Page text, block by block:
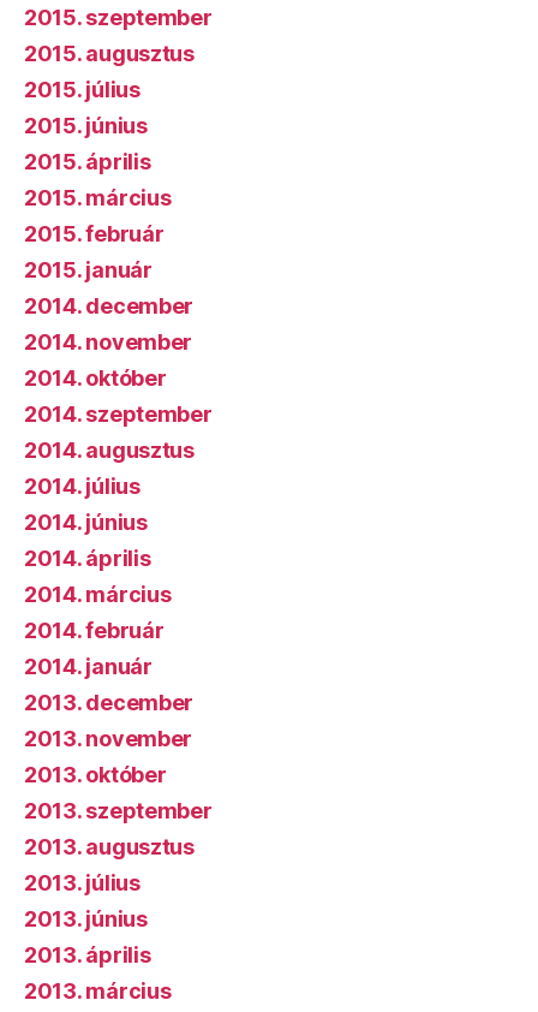
2015. szeptember
2015. augusztus
2015. július
2015. június
2015. április
2015. március
2015. február
2015. január
2014. december
2014. november
2014. október
2014. szeptember
2014. augusztus
2014. július
2014. június
2014. április
2014. március
2014. február
2014. január
2013. december
2013. november
2013. október
2013. szeptember
2013. augusztus
2013. július
2013. június
2013. április
2013. március